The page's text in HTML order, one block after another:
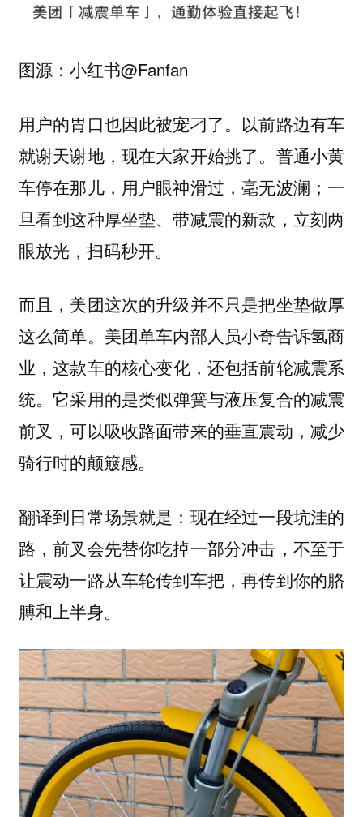
图源：小红书@Fanfan
用户的胃口也因此被宠刁了。以前路边有车
就谢天谢地，现在大家开始挑了。普通小黄
车停在那儿，用户眼神滑过，毫无波澜；一
旦看到这种厚坐垫、带减震的新款，立刻两
眼放光，扫码秒开。
而且，美团这次的升级并不只是把坐垫做厚
这么简单。美团单车内部人员小奇告诉氢商
业，这款车的核心变化，还包括前轮减震系
统。它采用的是类似弹簧与液压复合的减震
前叉，可以吸收路面带来的垂直震动，减少
骑行时的颠簸感。
翻译到日常场景就是：现在经过一段坑洼的
路，前叉会先替你吃掉一部分冲击，不至于
让震动一路从车轮传到车把，再传到你的胳
膊和上半身。